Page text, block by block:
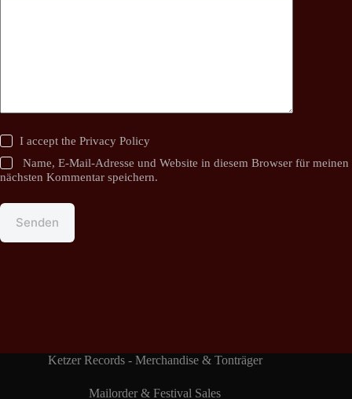
I accept thePrivacy Policy
Name, E-Mail-Adresse und Website in diesem Browser für meinen
nächsten Kommentar speichern.
Senden
Ketzer Records - Merchandise & Tonträger
Mailorder & Festival Sales